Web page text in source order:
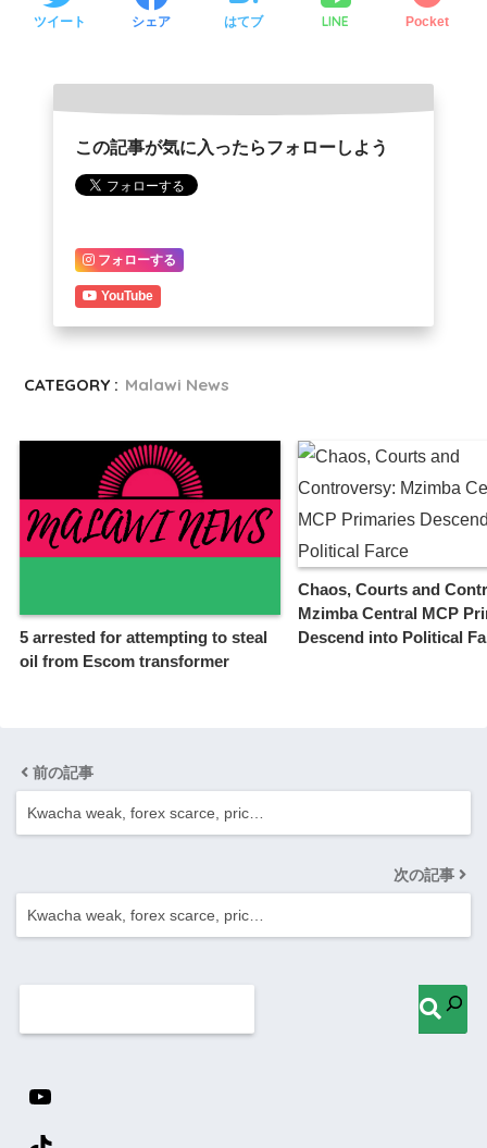
ツイート シェア はてブ LINE Pocket
この記事が気に入ったらフォローしよう
フォローする
YouTube
CATEGORY : Malawi News
5 arrested for attempting to steal
oil from Escom transformer
Chaos, Courts and
Mzimba Central MCP
Descend into Political
前の記事
Kwacha weak, forex scarce, pric…
次の記事
Kwacha weak, forex scarce, pric…